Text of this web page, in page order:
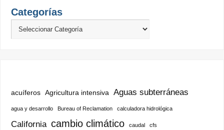
Categorías
acuíferos Agricultura intensiva Aguas subterráneas
agua y desarrollo Bureau of Reclamation calculadora hidrológica
California cambio climático caudal cfs